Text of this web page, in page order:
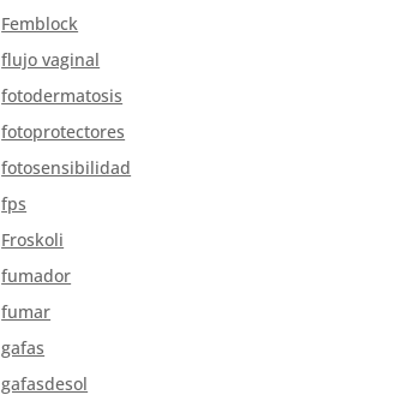
Femblock
flujo vaginal
fotodermatosis
fotoprotectores
fotosensibilidad
fps
Froskoli
fumador
fumar
gafas
gafasdesol